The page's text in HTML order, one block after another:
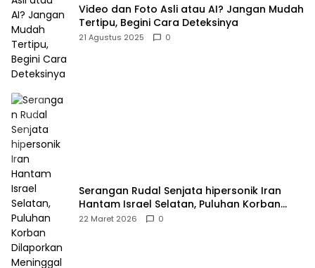
Video dan Foto Asli atau AI? Jangan Mudah
Tertipu, Begini Cara Deteksinya
21 Agustus 2025 0
Serangan Rudal Senjata hipersonik Iran
Hantam Israel Selatan, Puluhan Korban
Dilaporkan Meninggal dan Ratusan Terluka
22 Maret 2026 0